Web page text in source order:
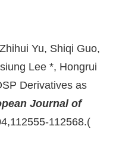
Yu, Shiqi Guo,
Lee *, Hongrui
Derivatives as
Journal of
112568.(